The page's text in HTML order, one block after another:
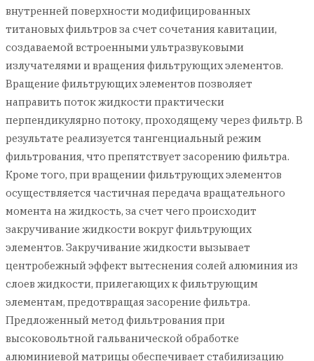
внутренней поверхности модифицированных
титановых фильтров за счет сочетания кавитации,
создаваемой встроенными ультразвуковыми
излучателями и вращения фильтрующих элементов.
Вращение фильтрующих элементов позволяет
направить поток жидкости практически
перпендикулярно потоку, проходящему через фильтр. В
результате реализуется тангенциальный режим
фильтрования, что препятствует засорению фильтра.
Кроме того, при вращении фильтрующих элементов
осуществляется частичная передача вращательного
момента на жидкость, за счет чего происходит
закручивание жидкости вокруг фильтрующих
элементов. Закручивание жидкости вызывает
центробежный эффект вытеснения солей алюминия из
слоев жидкости, прилегающих к фильтрующим
элементам, предотвращая засорение фильтра.
Предложенный метод фильтрования при
высоковольтной гальванической обработке
алюминиевой матрицы обеспечивает стабилизацию